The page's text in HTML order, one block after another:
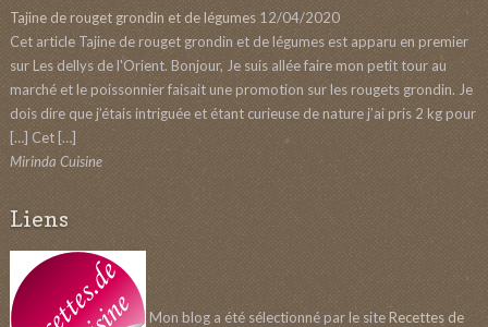
Tajine de rouget grondin et de légumes 12/04/2020
Cet article Tajine de rouget grondin et de légumes est apparu en premier
sur Les dellys de l'Orient. Bonjour, Je suis allée faire mon petit tour au
marché et le poissonnier faisait une promotion sur les rougets grondin. Je
dois dire que j’étais intriguée et étant curieuse de nature j’ai pris 2 kg pour
[…] Cet […]
Mirinda Cuisine
Liens
Mon blog a été sélectionné par le siteRecettes de